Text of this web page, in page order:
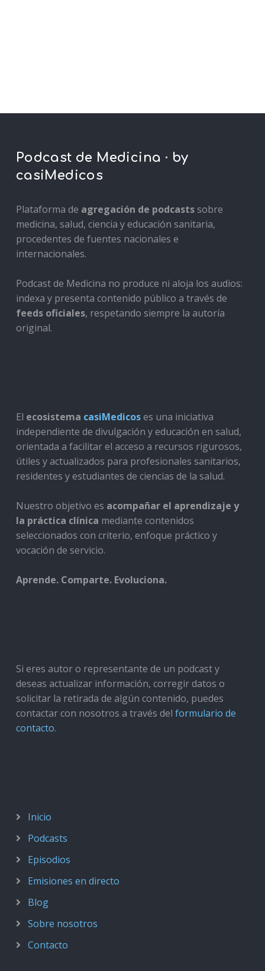
Podcast de Medicina · by
casiMedicos
Plataforma de agregación de podcastssobre
medicina, salud, ciencia y educación sanitaria,
procedentes de fuentes nacionales e
internacionales.
Podcast de Medicina no produce ni aloja los audios:
indexa y presenta contenido público a través de
feeds oficiales, respetando siempre la autoría
original.
El ecosistema casiMedicoses una iniciativa
independiente de divulgación y educación en salud,
orientada a facilitar el acceso a recursos rigurosos,
útiles y actualizados para profesionales sanitarios,
residentes y estudiantes de ciencias de la salud.
Nuestro objetivo es acompañar el aprendizaje y
la práctica clínica mediante contenidos
seleccionados con criterio, enfoque práctico y
vocación de servicio.
Aprende. Comparte. Evoluciona.
Si eres autor o representante de un podcast y
deseas actualizar información, corregir datos o
solicitar la retirada de algún contenido, puedes
contactar con nosotros a través del formulario de
contacto.
Inicio
Podcasts
Episodios
Emisiones en directo
Blog
Sobre nosotros
Contacto